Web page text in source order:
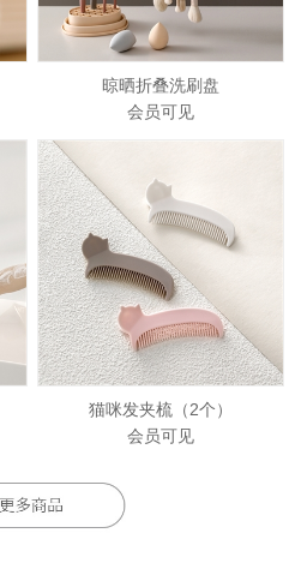
晾晒折叠洗刷盘
会员可见
猫咪发夹梳（2个）
会员可见